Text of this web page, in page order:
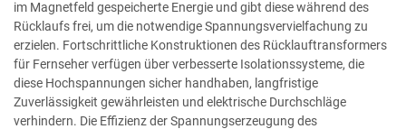
im Magnetfeld gespeicherte Energie und gibt diese während des
Rücklaufs frei, um die notwendige Spannungsvervielfachung zu
erzielen. Fortschrittliche Konstruktionen des Rücklauftransformers
für Fernseher verfügen über verbesserte Isolationssysteme, die
diese Hochspannungen sicher handhaben, langfristige
Zuverlässigkeit gewährleisten und elektrische Durchschläge
verhindern. Die Effizienz der Spannungserzeugung des